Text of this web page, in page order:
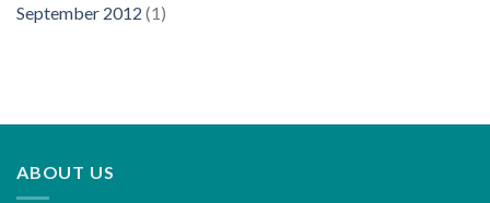
September 2012 (1)
ABOUT US